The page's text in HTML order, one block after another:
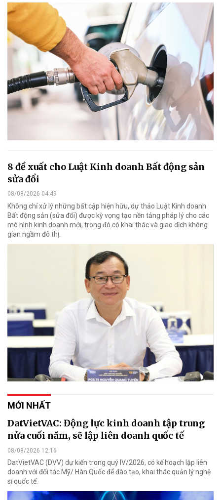
8 đề xuất cho Luật Kinh doanh Bất động sản
sửa đổi
08/08/2026 04:49
Không chỉ xử lý những bất cập hiện hữu, dự thảo Luật Kinh doanh
Bất động sản (sửa đổi) được kỳ vọng tạo nền tảng pháp lý cho các
mô hình kinh doanh mới, trong đó có khai thác và giao dịch không
gian ngầm đô thị.
MỚI NHẤT
DatVietVAC: Động lực kinh doanh tập trung
nửa cuối năm, sẽ lập liên doanh quốc tế
08/08/2026 12:16
DatVietVAC (DVV) dự kiến trong quý IV/2026, có kế hoạch lập liên
doanh với đối tác Mỹ/ Hàn Quốc để đào tạo, khai thác quản lý nghệ
sĩ quốc tế.